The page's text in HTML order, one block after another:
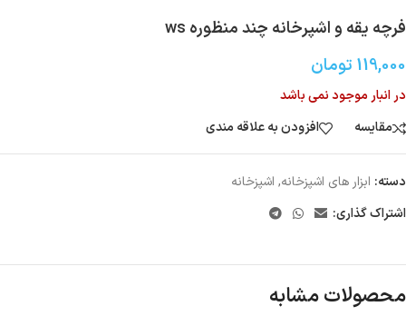
فرچه یقه و اشپرخانه چند منظوره ws
119,000 تومان
در انبار موجود نمی باشد
مقایسه
افزودن به علاقه مندی
دسته: ابزار های اشپزخانه, اشپزخانه
اشتراک گذاری:
محصولات مشابه